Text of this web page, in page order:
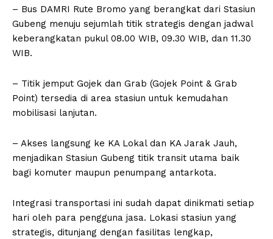
– Bus DAMRI Rute Bromo yang berangkat dari Stasiun
Gubeng menuju sejumlah titik strategis dengan jadwal
keberangkatan pukul 08.00 WIB, 09.30 WIB, dan 11.30
WIB.
– Titik jemput Gojek dan Grab (Gojek Point & Grab
Point) tersedia di area stasiun untuk kemudahan
mobilisasi lanjutan.
– Akses langsung ke KA Lokal dan KA Jarak Jauh,
menjadikan Stasiun Gubeng titik transit utama baik
bagi komuter maupun penumpang antarkota.
Integrasi transportasi ini sudah dapat dinikmati setiap
hari oleh para pengguna jasa. Lokasi stasiun yang
strategis, ditunjang dengan fasilitas lengkap,